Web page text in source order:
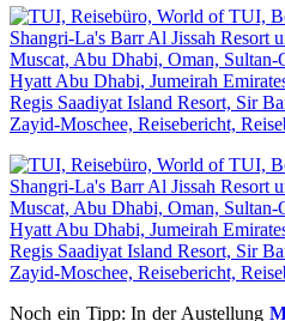
Noch ein Tipp: In der Austellung